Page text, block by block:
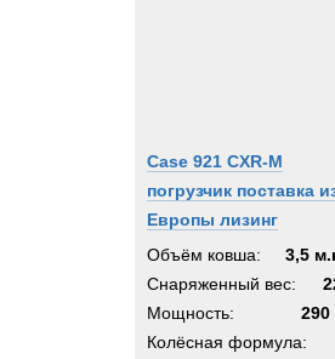
Case 921 CXR-M
погрузчик поставка
Европы лизинг
Объём ковша:
3,5
Снаряженный вес:
Мощность:
290
Колёсная формула: